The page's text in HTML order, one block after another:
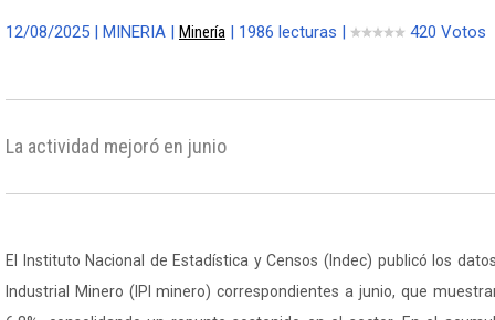
12/08/2025 | MINERIA | Minería | 1986 lecturas | 420 Votos
La actividad mejoró en junio
El Instituto Nacional de Estadística y Censos ( Indec) publicó los
Industrial Minero (IPI minero) correspondientes a junio, que